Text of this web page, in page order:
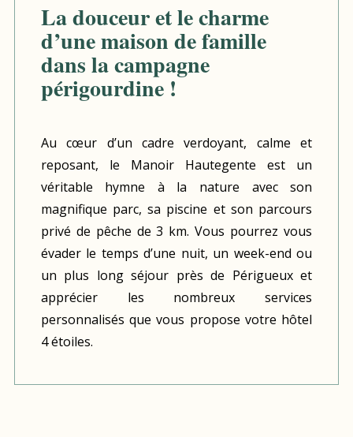
La douceur et le charme
d’une maison de famille
dans la campagne
périgourdine !
Au cœur d’un cadre verdoyant, calme et
reposant, le Manoir Hautegente est un
véritable hymne à la nature avec son
magnifique parc, sa piscine et son parcours
privé de pêche de 3 km. Vous pourrez vous
évader le temps d’une nuit, un week-end ou
un plus long séjour près de Périgueux et
apprécier les nombreux services
personnalisés que vous propose votre hôtel
4 étoiles.